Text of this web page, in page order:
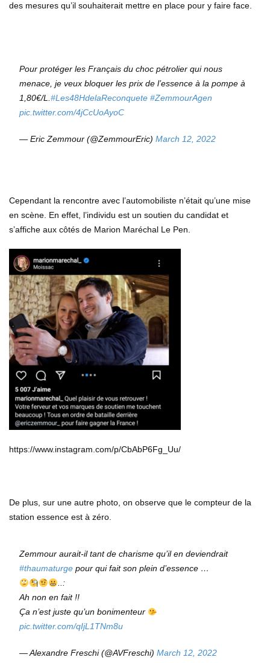
des mesures qu’il souhaiterait mettre en place pour y faire face.
Pour protéger les Français du choc pétrolier qui nous
menace, je veux bloquer les prix de l’essence à la pompe à
1,80€/L.#Les48HdelaReconquete #ZemmourAgen
pic.twitter.com/4jCcUoAyoC
— Eric Zemmour (@ZemmourEric)March 12, 2022
Cependant la rencontre avec l’automobiliste n’était qu’une mise
en scène. En effet, l’individu est un soutien du candidat et
s’affiche aux côtés de Marion Maréchal Le Pen.
https://www.instagram.com/p/CbAbP6Fg_Uu/
De plus, sur une autre photo, on observe que le compteur de la
station essence est à zéro.
Zemmour aurait-il tant de charisme qu’il en deviendrait
#thaumaturge pour qui fait son plein d’essence …
..:
Ah non en fait !!
Ça n’est juste qu’un bonimenteur
pic.twitter.com/qIjL1TNm8u
— Alexandre Freschi (@AVFreschi)March 12, 2022